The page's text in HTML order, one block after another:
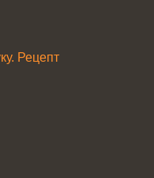
Рецепт